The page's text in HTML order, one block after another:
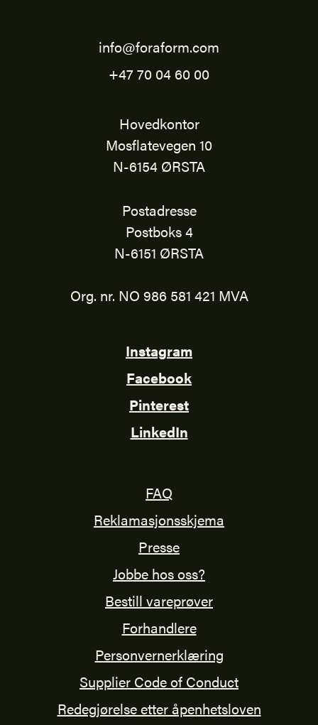
info@foraform.com
+47 70 04 60 00
Hovedkontor
Mosflatevegen 10
N-6154 ØRSTA
Postadresse
Postboks 4
N-6151 ØRSTA
Org. nr. NO 986 581 421 MVA
Instagram
Facebook
Pinterest
LinkedIn
FAQ
Reklamasjonsskjema
Presse
Jobbe hos oss?
Bestill vareprøver
Forhandlere
Personvernerklæring
Supplier Code of Conduct
Redegjørelse etter åpenhetsloven